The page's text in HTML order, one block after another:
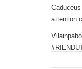
Caduceus
attention
Vilainpabo